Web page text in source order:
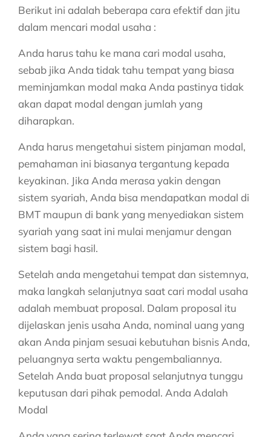
Berikut ini adalah beberapa cara efektif dan jitu
dalam mencari modal usaha :
Anda harus tahu ke mana cari modal usaha,
sebab jika Anda tidak tahu tempat yang biasa
meminjamkan modal maka Anda pastinya tidak
akan dapat modal dengan jumlah yang
diharapkan.
Anda harus mengetahui sistem pinjaman modal,
pemahaman ini biasanya tergantung kepada
keyakinan. Jika Anda merasa yakin dengan
sistem syariah, Anda bisa mendapatkan modal di
BMT maupun di bank yang menyediakan sistem
syariah yang saat ini mulai menjamur dengan
sistem bagi hasil.
Setelah anda mengetahui tempat dan sistemnya,
maka langkah selanjutnya saat cari modal usaha
adalah membuat proposal. Dalam proposal itu
dijelaskan jenis usaha Anda, nominal uang yang
akan Anda pinjam sesuai kebutuhan bisnis Anda,
peluangnya serta waktu pengembaliannya.
Setelah Anda buat proposal selanjutnya tunggu
keputusan dari pihak pemodal. Anda Adalah
Modal